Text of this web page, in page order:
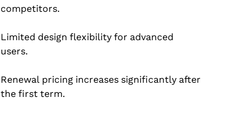
competitors.
Limited design flexibility for advanced
users.
Renewal pricing increases significantly after
the first term.